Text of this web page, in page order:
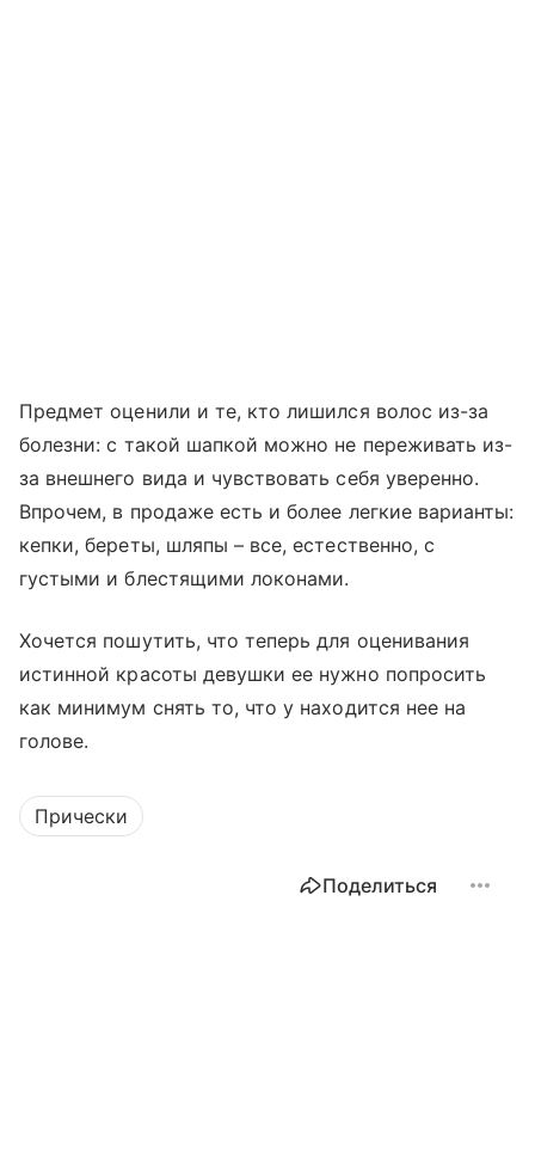
Предмет оценили и те, кто лишился волос из-за
болезни: с такой шапкой можно не переживать из-
за внешнего вида и чувствовать себя уверенно.
Впрочем, в продаже есть и более легкие варианты:
кепки, береты, шляпы – все, естественно, с
густыми и блестящими локонами.
Хочется пошутить, что теперь для оценивания
истинной красоты девушки ее нужно попросить
как минимум снять то, что у находится нее на
голове.
Прически
Поделиться